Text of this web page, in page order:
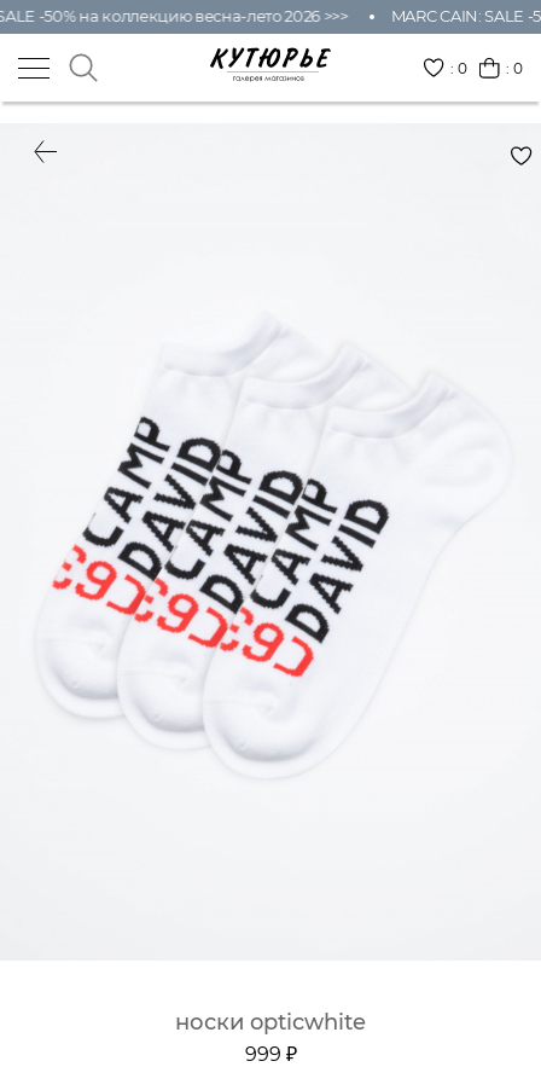
-50% на коллекцию весна-лето 2026 >>> MARC CAIN: SALE
:0 : 0
носки opticwhite
999 ₽